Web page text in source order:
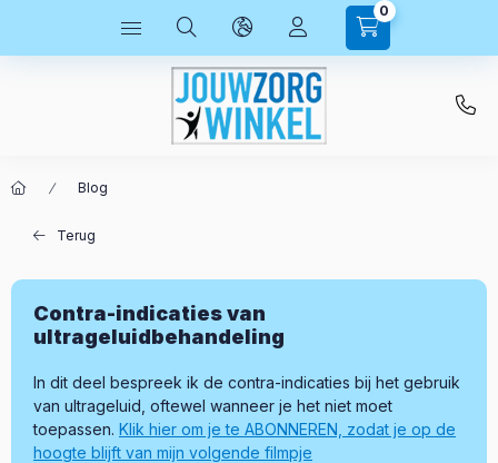
0
Blog
Terug
Contra-indicaties van
ultrageluidbehandeling
In dit deel bespreek ik de contra-indicaties bij het gebruik
van ultrageluid, oftewel wanneer je het niet moet
toepassen. Klik hier om je te ABONNEREN, zodat je op de
hoogte blijft van mijn volgende filmpje